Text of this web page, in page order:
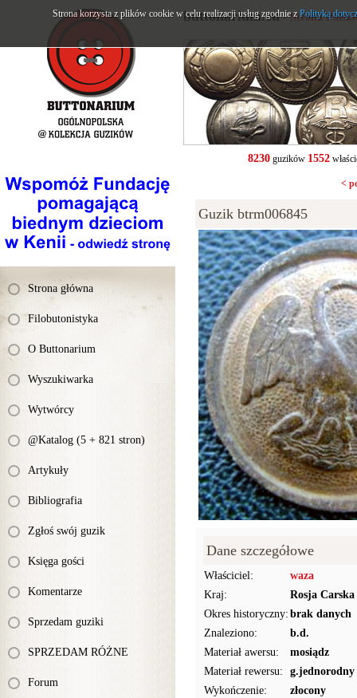
Strona główna
Filobutonistyka
O Buttonarium
Wyszukiwarka
Wytwórcy
@Katalog (5 + 821 stron)
Artykuły
Bibliografia
Zgłoś swój guzik
Księga gości
Komentarze
Sprzedam guziki
SPRZEDAM RÓŻNE
Forum
buttonarium.eu- Strona
8230guzików 1552
<
Guzik btrm006845
Dane szczegółowe
Właściciel:
waza
Kraj:
Rosja Carska
Okres historyczny: brak danych
Znaleziono:
b.d.
Materiał awersu:
mosiądz
Materiał rewersu:
g.jednorodny
Wykończenie:
złocony
Strona korzysta z plików cookie w celu realizacji usług zgodnie zPolityką